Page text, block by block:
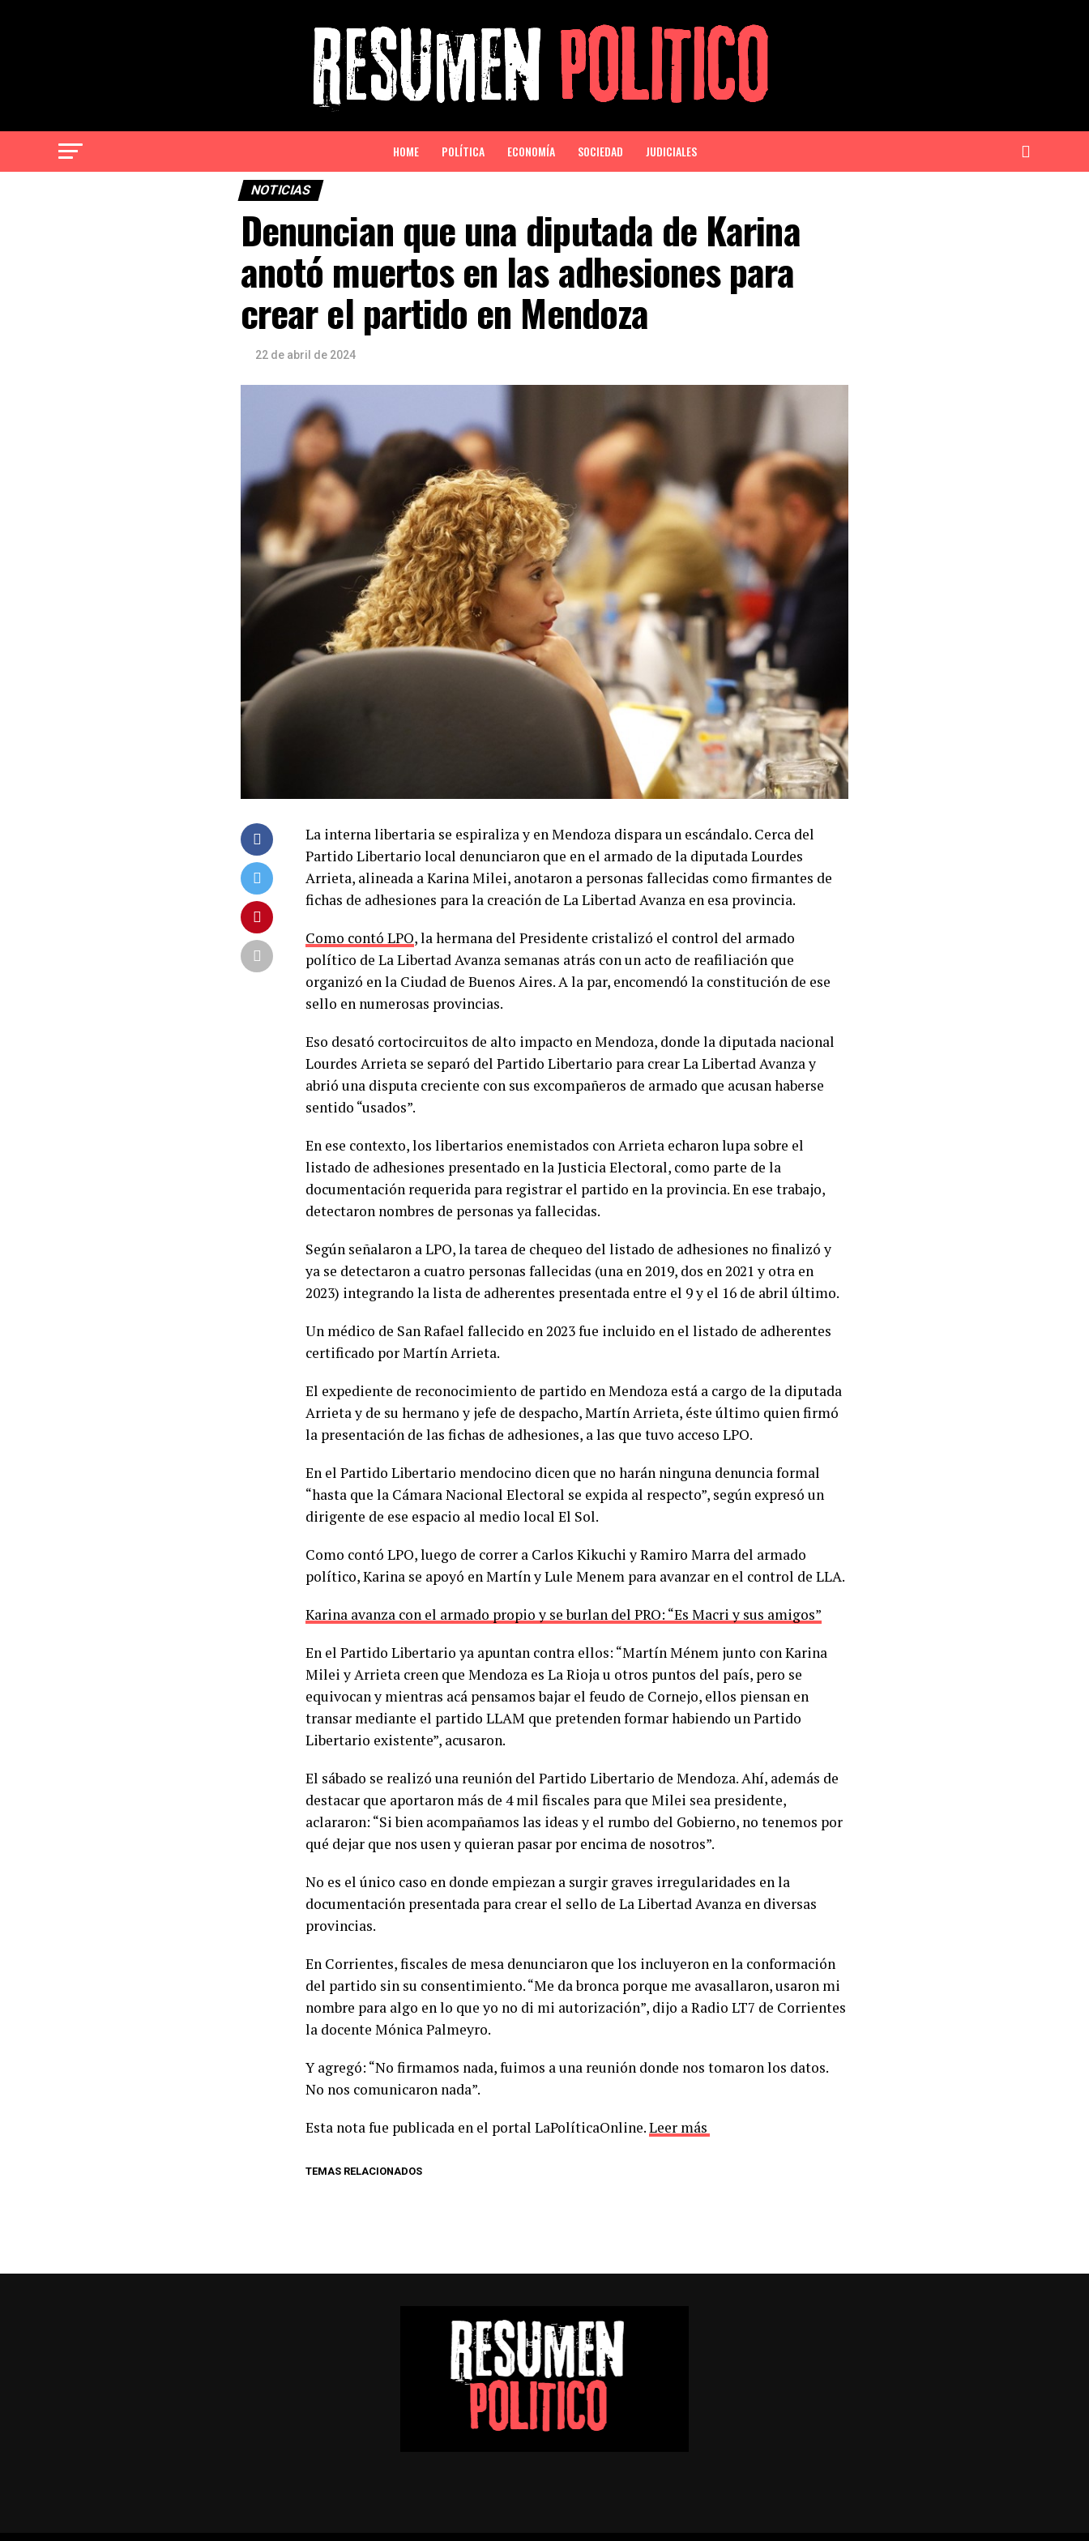
HOME POLÍTICA ECONOMÍA SOCIEDAD JUDICIALES
NOTICIAS
Denuncian que una diputada de Karina
anotó muertos en las adhesiones para
crear el partido en Mendoza
22 de abril de 2024
La interna libertaria se espiraliza y en Mendoza dispara un escándalo. Cerca del
Partido Libertario local denunciaron que en el armado de la diputada Lourdes
Arrieta, alineada a Karina Milei, anotaron a personas fallecidas como firmantes de
fichas de adhesiones para la creación de La Libertad Avanza en esa provincia.
Como contó LPO, la hermana del Presidente cristalizó el control del armado
político de La Libertad Avanza semanas atrás con un acto de reafiliación que
organizó en la Ciudad de Buenos Aires. A la par, encomendó la constitución de ese
sello en numerosas provincias.
Eso desató cortocircuitos de alto impacto en Mendoza, donde la diputada nacional
Lourdes Arrieta se separó del Partido Libertario para crear La Libertad Avanza y
abrió una disputa creciente con sus excompañeros de armado que acusan haberse
sentido “usados”.
En ese contexto, los libertarios enemistados con Arrieta echaron lupa sobre el
listado de adhesiones presentado en la Justicia Electoral, como parte de la
documentación requerida para registrar el partido en la provincia. En ese trabajo,
detectaron nombres de personas ya fallecidas.
Según señalaron a LPO, la tarea de chequeo del listado de adhesiones no finalizó y
ya se detectaron a cuatro personas fallecidas (una en 2019, dos en 2021 y otra en
2023) integrando la lista de adherentes presentada entre el 9 y el 16 de abril último.
Un médico de San Rafael fallecido en 2023 fue incluido en el listado de adherentes
certificado por Martín Arrieta.
El expediente de reconocimiento de partido en Mendoza está a cargo de la diputada
Arrieta y de su hermano y jefe de despacho, Martín Arrieta, éste último quien firmó
la presentación de las fichas de adhesiones, a las que tuvo acceso LPO.
En el Partido Libertario mendocino dicen que no harán ninguna denuncia formal
“hasta que la Cámara Nacional Electoral se expida al respecto”, según expresó un
dirigente de ese espacio al medio local El Sol.
Como contó LPO, luego de correr a Carlos Kikuchi y Ramiro Marra del armado
político, Karina se apoyó en Martín y Lule Menem para avanzar en el control de LLA.
Karina avanza con el armado propio y se burlan del PRO: “Es Macri y sus amigos”
En el Partido Libertario ya apuntan contra ellos: “Martín Ménem junto con Karina
Milei y Arrieta creen que Mendoza es La Rioja u otros puntos del país, pero se
equivocan y mientras acá pensamos bajar el feudo de Cornejo, ellos piensan en
transar mediante el partido LLAM que pretenden formar habiendo un Partido
Libertario existente”, acusaron.
El sábado se realizó una reunión del Partido Libertario de Mendoza. Ahí, además de
destacar que aportaron más de 4 mil fiscales para que Milei sea presidente,
aclararon: “Si bien acompañamos las ideas y el rumbo del Gobierno, no tenemos por
qué dejar que nos usen y quieran pasar por encima de nosotros”.
No es el único caso en donde empiezan a surgir graves irregularidades en la
documentación presentada para crear el sello de La Libertad Avanza en diversas
provincias.
En Corrientes, fiscales de mesa denunciaron que los incluyeron en la conformación
del partido sin su consentimiento. “Me da bronca porque me avasallaron, usaron mi
nombre para algo en lo que yo no di mi autorización”, dijo a Radio LT7 de Corrientes
la docente Mónica Palmeyro.
Y agregó: “No firmamos nada, fuimos a una reunión donde nos tomaron los datos.
No nos comunicaron nada”.
Esta nota fue publicada en el portal LaPolíticaOnline.Leer más
TEMAS RELACIONADOS